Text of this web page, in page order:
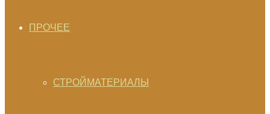
ПРОЧЕЕ
СТРОЙМАТЕРИАЛЫ